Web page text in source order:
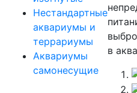
Нестандартные
аквариумы и
террариумы
Аквариумы
самонесущие
в